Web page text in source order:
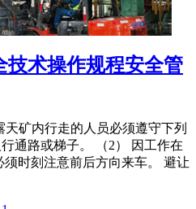
技术操作规程安全管
天矿内行走的人员必须遵守下列
通路或梯子。 （2） 因工作在
时刻注意前后方向来车。 避让